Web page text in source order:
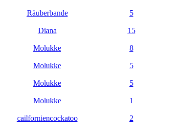
Räuberbande 5
Diana 15
Molukke 8
Molukke 5
Molukke 5
Molukke 1
cailforniencockatoo 2